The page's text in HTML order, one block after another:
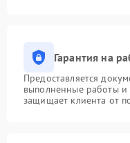
Гарантия на
Предоставляется
выполненные работы и
защищает клиента от